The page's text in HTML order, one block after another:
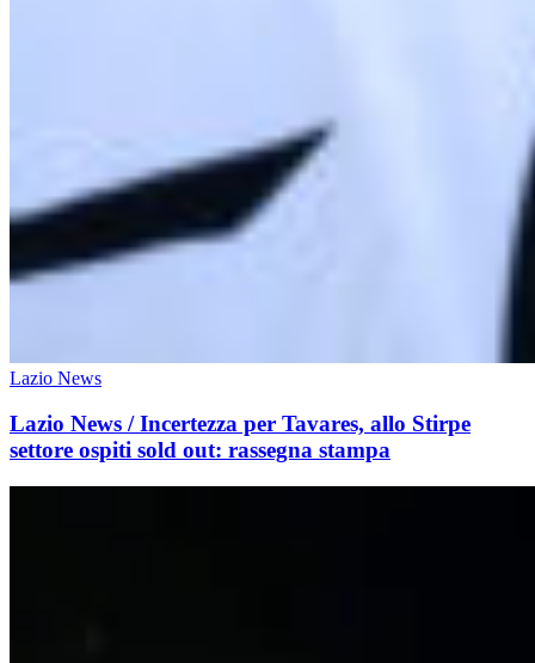
Lazio News
Lazio News / Incertezza per Tavares, allo Stirpe
settore ospiti sold out: rassegna stampa